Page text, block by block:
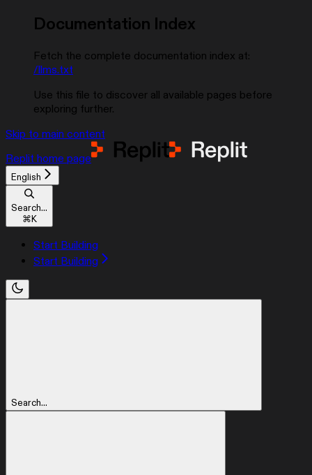
Documentation Index
Fetch the complete documentation index at:
/llms.txt
Use this file to discover all available pages before
exploring further.
Skip to main content
Replit home page
English
Search...
⌘K
Start Building
Start Building
Search...